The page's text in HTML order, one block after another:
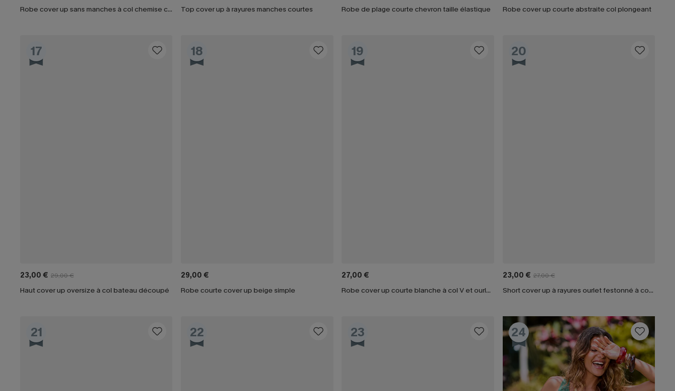
Robe cover up sans manches à col chemise courte Top cover up à rayures manches courtes
Robe de plage courte chevron taille élastique
Robe cover up courte abstraite col plongeant
17
23,00 € 29,00 €
Haut cover up oversize à col bateau découpé
18
29,00 €
Robe courte cover up beige simple
19
27,00 €
Robe cover up courte blanche à col V et ourlet à volants
20
23,00 € 27,00 €
Short cover up à rayures ourlet festonné à cordon
21 22 23 24